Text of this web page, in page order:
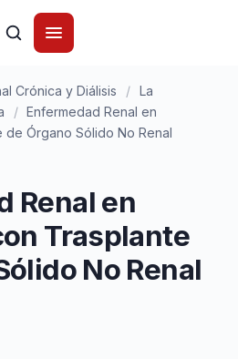
Crónica y Diálisis / La
/ Enfermedad Renal en
Órgano Sólido No Renal
Renal en
Trasplante
No Renal